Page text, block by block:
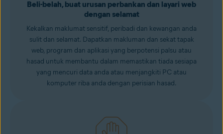
Beli-belah, buat urusan perbankan dan layari web
dengan selamat
Kekalkan maklumat sensitif, peribadi dan kewangan anda
sulit dan selamat. Dapatkan makluman dan sekattapak
web, program dan aplikasi yang berpotensi palsu atau
hasad untuk membantu dalam memastikan tiada sesiapa
yang mencuri data anda atau menjangkiti PC atau
komputer riba anda dengan perisian hasad.